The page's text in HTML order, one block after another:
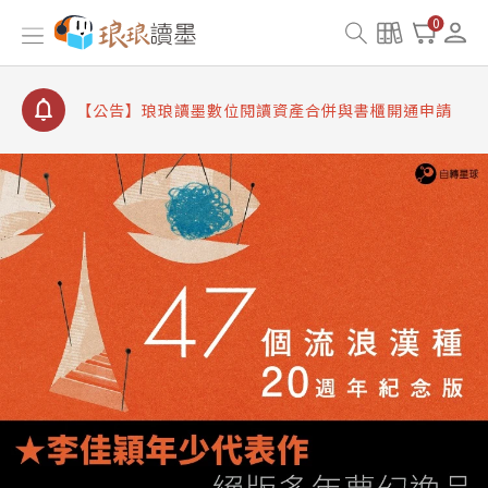
0
【公告】8/10、8/13 行動網路降速演練提醒
【公告】琅琅讀墨數位閱讀資產合併與書櫃開通申請
【公告】琅琅讀墨書櫃開通常見問題
請圖文教學
【公告】琅琅書店服務升級重要說明及資產合併結果
查詢
【公告】8/10、8/13 行動網路降速演練提醒